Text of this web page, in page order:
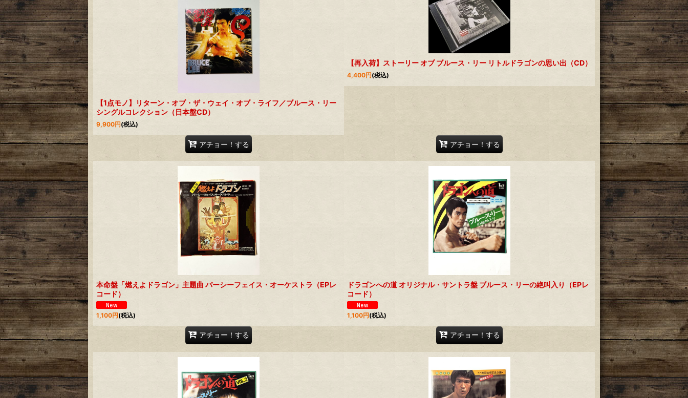
【1点モノ】リターン・オブ・ザ・ウェイ・オブ・ライフ／ブルース・リー
シングルコレクション（日本盤CD）
9,900円(税込)
アチョー！する
【再入荷】ストーリー オブ ブルース・リー リトルドラゴンの思い出（CD）
4,400円(税込)
アチョー！する
本命盤「燃えよドラゴン」主題曲 パーシーフェイス・オーケストラ（EPレ
コード）
1,100円(税込)
アチョー！する
ドラゴンへの道 オリジナル・サントラ盤 ブルース・リーの絶叫入り（EPレ
コード）
1,100円(税込)
アチョー！する